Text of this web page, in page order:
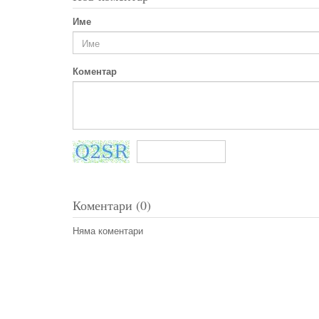
Име
Коментар
Коментари (0)
Няма коментари